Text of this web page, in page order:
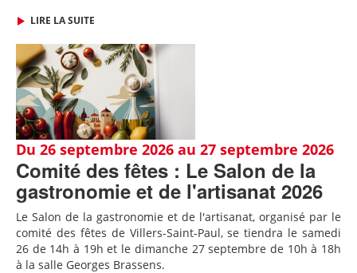
LIRE LA SUITE
Du 26 septembre 2026 au 27 septembre 2026
Comité des fêtes : Le Salon de la
gastronomie et de l'artisanat 2026
Le Salon de la gastronomie et de l'artisanat, organisé par le
comité des fêtes de Villers-Saint-Paul, se tiendra le samedi
26 de 14h à 19h et le dimanche 27 septembre de 10h à 18h
à la salle Georges Brassens.